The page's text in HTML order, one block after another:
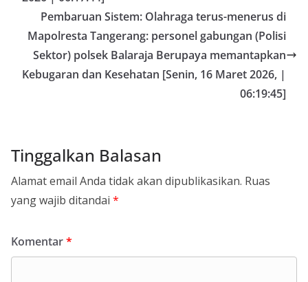
Pembaruan Sistem: Olahraga terus-menerus di
Mapolresta Tangerang: personel gabungan (Polisi
Sektor) polsek Balaraja Berupaya memantapkan
Kebugaran dan Kesehatan [Senin, 16 Maret 2026, |
06:19:45]
Tinggalkan Balasan
Alamat email Anda tidak akan dipublikasikan. Ruas
yang wajib ditandai *
Komentar*